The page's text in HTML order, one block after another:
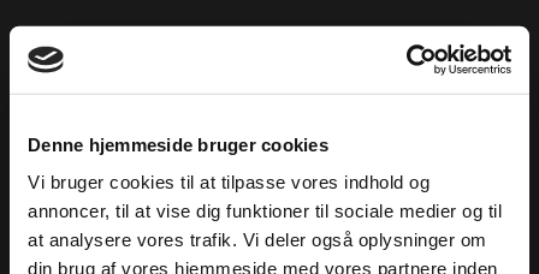
Denne hjemmeside bruger cookies
Vi bruger cookies til at tilpasse vores indhold og
annoncer, til at vise dig funktioner til sociale medier og til
at analysere vores trafik. Vi deler også oplysninger om
din brug af vores hjemmeside med vores partnere inden